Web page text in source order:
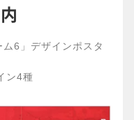
6」デザインポスタ
ン4種